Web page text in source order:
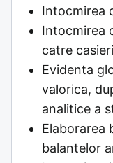
Intocmirea
Intocmirea
catre
Evidenta
valorica,
analitice a
Elaborarea
balantelor